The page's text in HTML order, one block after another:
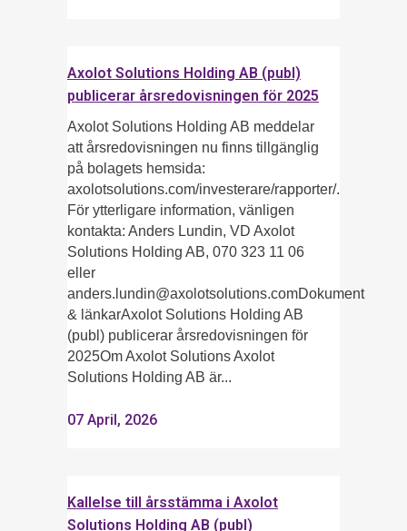
Axolot Solutions Holding AB (publ)
publicerar årsredovisningen för 2025
Axolot Solutions Holding AB meddelar
att årsredovisningen nu finns tillgänglig
på bolagets hemsida:
axolotsolutions.com/investerare/rapporter/.
För ytterligare information, vänligen
kontakta: Anders Lundin, VD Axolot
Solutions Holding AB, 070 323 11 06
eller
anders.lundin@axolotsolutions.comDokument
& länkarAxolot Solutions Holding AB
(publ) publicerar årsredovisningen för
2025Om Axolot Solutions Axolot
Solutions Holding AB är...
07 April, 2026
Kallelse till årsstämma i Axolot
Solutions Holding AB (publ)